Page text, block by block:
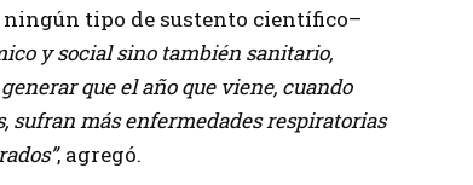
tipo de sustento científico–
y social sino también sanitario,
que el año que viene, cuando
sufran más enfermedades respiratorias
, agregó.